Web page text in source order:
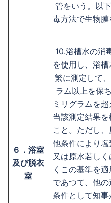
６．浴室
及び脱衣
室
管をいう。以
毒方法で生物
10.浴槽水の消
を使用し、浴
繁に測定して
ラム以上を保
ミリグラムを
当該測定結果
こと。ただし
他条件により
又は原水若し
くこの基準を
であつて、他
条件として知